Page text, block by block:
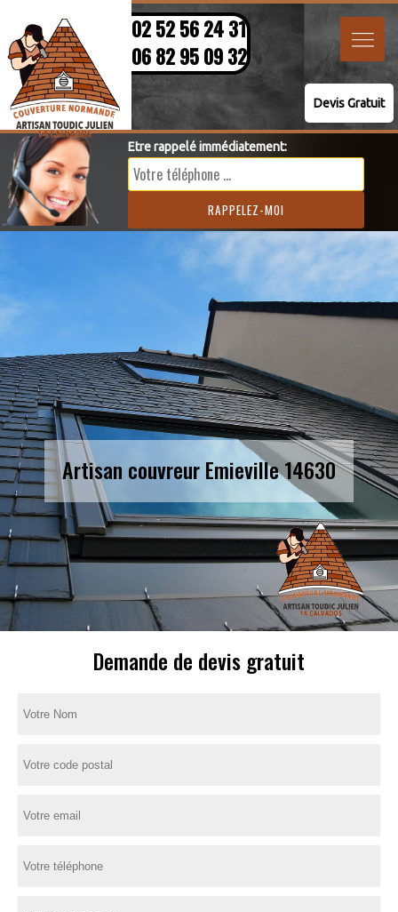
02 52 56 24 31
06 82 95 09 32
Devis Gratuit
Etre rappelé immédiatement:
Artisan couvreur Emieville 14630
Demande de devis gratuit